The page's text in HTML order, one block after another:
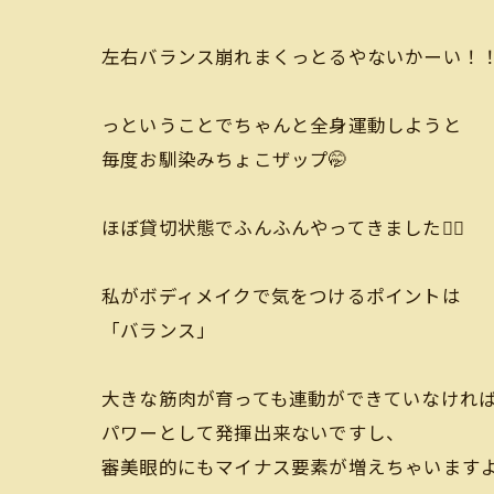
左右バランス崩れまくっとるやないかーい！！
っということでちゃんと全身運動しようと
毎度お馴染みちょこザップ🤭
ほぼ貸切状態でふんふんやってきました🙆‍♂️
私がボディメイクで気をつけるポイントは
「バランス」
大きな筋肉が育っても連動ができていなけれ
パワーとして発揮出来ないですし、
審美眼的にもマイナス要素が増えちゃいます